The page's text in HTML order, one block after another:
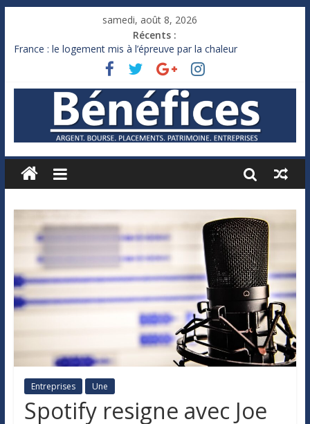
samedi, août 8, 2026
Récents :
France : le logement mis à l’épreuve par la chaleur
Des milliards de dollars de droits de douane déjà remboursés
Royaume-Uni : Andy Burnham recule sur l’impôt
Xavier Niel, le milliardaire qui ne touche presque rien
Ruée des fortunes russes vers l’étranger
Entreprises Une
Spotify resigne avec Joe